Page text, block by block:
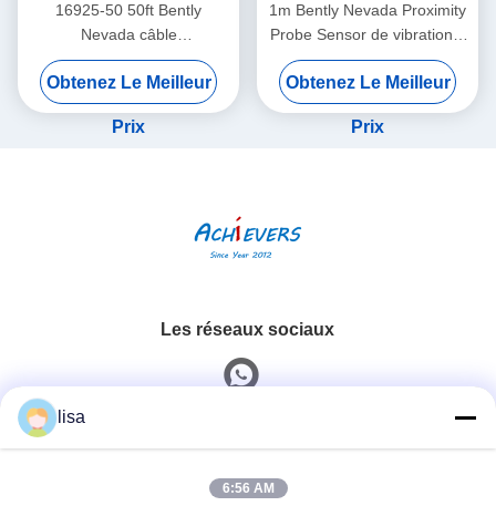
16925-50 50ft Bently
Nevada câble
d'interconnexion de
proximité sans blindage
Obtenez Le Meilleur
Prix
1m Bently Nevada Proximity
Probe Sensor de vibration à
double sonde 26530-12-10-
00-000-309-00-03-01
Obtenez Le Meilleur
Prix
Les réseaux sociaux
lisa
6:56 AM